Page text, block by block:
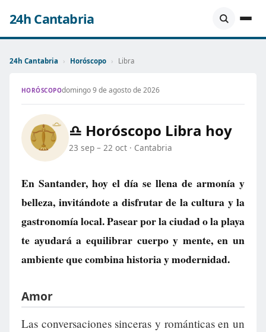
24h Cantabria
24h Cantabria › Horóscopo › Libra
HORÓSCOPOdomingo 9 de agosto de 2026
♎ Horóscopo Libra hoy
23 sep – 22 oct · Cantabria
En Santander, hoy el día se llena de armonía y
belleza, invitándote a disfrutar de la cultura y la
gastronomía local. Pasear por la ciudad o la playa
te ayudará a equilibrar cuerpo y mente, en un
ambiente que combina historia y modernidad.
Amor
Las conversaciones sinceras y románticas en un